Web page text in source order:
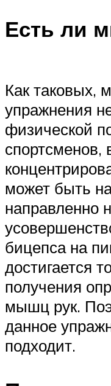
Есть ли
Как таковых,
упражнения
физической
может быть
направленно
бицепса на
достигается
получения
мышц рук.
данное
подходит.